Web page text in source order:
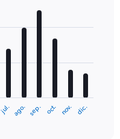
jul. ago. sep. oct. nov. dic.